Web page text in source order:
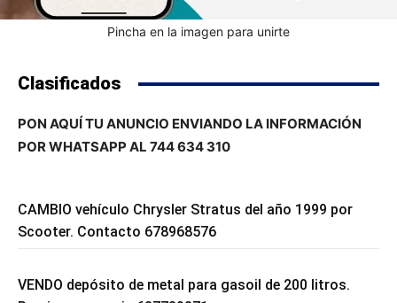
Pincha en la imagen para unirte
Clasificados
PON AQUÍ TU ANUNCIO ENVIANDO LA INFORMACIÓN
POR WHATSAPP AL 744 634 310
CAMBIO vehículo Chrysler Stratus del año 1999 por
Scooter. Contacto 678968576
VENDO depósito de metal para gasoil de 200 litros.